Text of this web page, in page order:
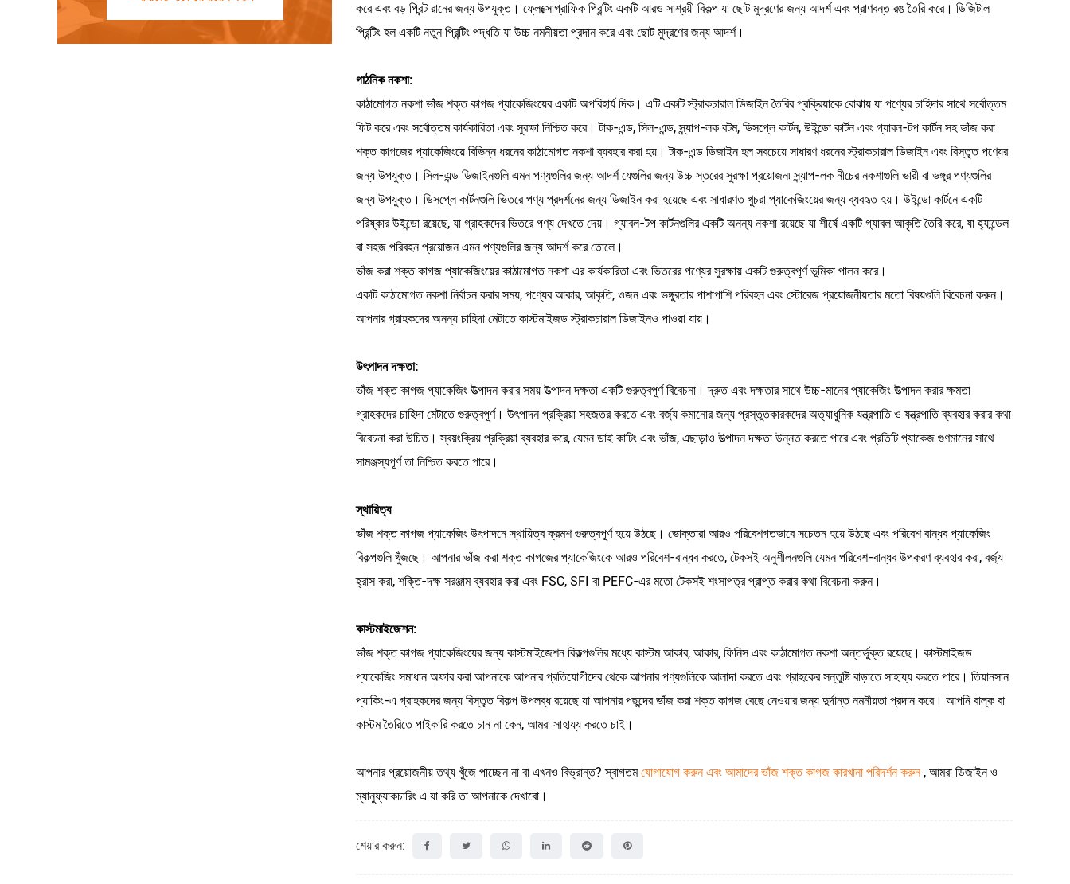
করে এবং বড় প্রিন্ট রানের জন্য উপযুক্ত। ফ্লেক্সোগ্রাফিক প্রিন্টিং একটি আরও সাশ্রয়ী বিকল্প যা ছোট মুদ্রণের জন্য আদর্শ এবং প্রাণবন্ত রঙ তৈরি করে। ডিজিটাল
প্রিন্টিং হল একটি নতুন প্রিন্টিং পদ্ধতি যা উচ্চ নমনীয়তা প্রদান করে এবং ছোট মুদ্রণের জন্য আদর্শ।
গাঠনিক নকশা:
কাঠামোগত নকশা ভাঁজ শক্ত কাগজ প্যাকেজিংয়ের একটি অপরিহার্য দিক। এটি একটি স্ট্রাকচারাল ডিজাইন তৈরির প্রক্রিয়াকে বোঝায় যা পণ্যের চাহিদার সাথে সর্বোত্তম
ফিট করে এবং সর্বোত্তম কার্যকারিতা এবং সুরক্ষা নিশ্চিত করে। টাক-এন্ড, সিল-এন্ড, স্ন্যাপ-লক বটম, ডিসপ্লে কার্টন, উইন্ডো কার্টন এবং গ্যাবল-টপ কার্টন সহ ভাঁজ করা
শক্ত কাগজের প্যাকেজিংয়ে বিভিন্ন ধরনের কাঠামোগত নকশা ব্যবহার করা হয়। টাক-এন্ড ডিজাইন হল সবচেয়ে সাধারণ ধরনের স্ট্রাকচারাল ডিজাইন এবং বিস্তৃত পণ্যের
জন্য উপযুক্ত। সিল-এন্ড ডিজাইনগুলি এমন পণ্যগুলির জন্য আদর্শ যেগুলির জন্য উচ্চ স্তরের সুরক্ষা প্রয়োজন৷ স্ন্যাপ-লক নীচের নকশাগুলি ভারী বা ভঙ্গুর পণ্যগুলির
জন্য উপযুক্ত। ডিসপ্লে কার্টনগুলি ভিতরে পণ্য প্রদর্শনের জন্য ডিজাইন করা হয়েছে এবং সাধারণত খুচরা প্যাকেজিংয়ের জন্য ব্যবহৃত হয়। উইন্ডো কার্টনে একটি
পরিষ্কার উইন্ডো রয়েছে, যা গ্রাহকদের ভিতরে পণ্য দেখতে দেয়। গ্যাবল-টপ কার্টনগুলির একটি অনন্য নকশা রয়েছে যা শীর্ষে একটি গ্যাবল আকৃতি তৈরি করে, যা হ্যান্ডেল
বা সহজ পরিবহন প্রয়োজন এমন পণ্যগুলির জন্য আদর্শ করে তোলে।
ভাঁজ করা শক্ত কাগজ প্যাকেজিংয়ের কাঠামোগত নকশা এর কার্যকারিতা এবং ভিতরের পণ্যের সুরক্ষায় একটি গুরুত্বপূর্ণ ভূমিকা পালন করে।
একটি কাঠামোগত নকশা নির্বাচন করার সময়, পণ্যের আকার, আকৃতি, ওজন এবং ভঙ্গুরতার পাশাপাশি পরিবহন এবং স্টোরেজ প্রয়োজনীয়তার মতো বিষয়গুলি বিবেচনা করুন।
আপনার গ্রাহকদের অনন্য চাহিদা মেটাতে কাস্টমাইজড স্ট্রাকচারাল ডিজাইনও পাওয়া যায়।
উৎপাদন দক্ষতা:
ভাঁজ শক্ত কাগজ প্যাকেজিং উত্পাদন করার সময় উত্পাদন দক্ষতা একটি গুরুত্বপূর্ণ বিবেচনা। দ্রুত এবং দক্ষতার সাথে উচ্চ-মানের প্যাকেজিং উত্পাদন করার ক্ষমতা
গ্রাহকদের চাহিদা মেটাতে গুরুত্বপূর্ণ। উৎপাদন প্রক্রিয়া সহজতর করতে এবং বর্জ্য কমানোর জন্য প্রস্তুতকারকদের অত্যাধুনিক যন্ত্রপাতি ও যন্ত্রপাতি ব্যবহার করার কথা
বিবেচনা করা উচিত। স্বয়ংক্রিয় প্রক্রিয়া ব্যবহার করে, যেমন ডাই কাটিং এবং ভাঁজ, এছাড়াও উত্পাদন দক্ষতা উন্নত করতে পারে এবং প্রতিটি প্যাকেজ গুণমানের সাথে
সামঞ্জস্যপূর্ণ তা নিশ্চিত করতে পারে।
স্থায়িত্ব
ভাঁজ শক্ত কাগজ প্যাকেজিং উৎপাদনে স্থায়িত্ব ক্রমশ গুরুত্বপূর্ণ হয়ে উঠছে। ভোক্তারা আরও পরিবেশগতভাবে সচেতন হয়ে উঠছে এবং পরিবেশ বান্ধব প্যাকেজিং
বিকল্পগুলি খুঁজছে। আপনার ভাঁজ করা শক্ত কাগজের প্যাকেজিংকে আরও পরিবেশ-বান্ধব করতে, টেকসই অনুশীলনগুলি যেমন পরিবেশ-বান্ধব উপকরণ ব্যবহার করা, বর্জ্য
হ্রাস করা, শক্তি-দক্ষ সরঞ্জাম ব্যবহার করা এবং FSC, SFI বা PEFC-এর মতো টেকসই শংসাপত্র প্রাপ্ত করার কথা বিবেচনা করুন।
কাস্টমাইজেশন:
ভাঁজ শক্ত কাগজ প্যাকেজিংয়ের জন্য কাস্টমাইজেশন বিকল্পগুলির মধ্যে কাস্টম আকার, আকার, ফিনিস এবং কাঠামোগত নকশা অন্তর্ভুক্ত রয়েছে। কাস্টমাইজড
প্যাকেজিং সমাধান অফার করা আপনাকে আপনার প্রতিযোগীদের থেকে আপনার পণ্যগুলিকে আলাদা করতে এবং গ্রাহকের সন্তুষ্টি বাড়াতে সাহায্য করতে পারে। তিয়ানসান
প্যাকিং-এ গ্রাহকদের জন্য বিস্তৃত বিকল্প উপলব্ধ রয়েছে যা আপনার পছন্দের ভাঁজ করা শক্ত কাগজ বেছে নেওয়ার জন্য দুর্দান্ত নমনীয়তা প্রদান করে। আপনি বাল্ক বা
কাস্টম তৈরিতে পাইকারি করতে চান না কেন, আমরা সাহায্য করতে চাই।
আপনার প্রয়োজনীয় তথ্য খুঁজে পাচ্ছেন না বা এখনও বিভ্রান্ত? স্বাগতমযোগাযোগ করুন এবং আমাদের ভাঁজ শক্ত কাগজ কারখানা পরিদর্শন করুন , আমরা ডিজাইন ও
ম্যানুফ্যাকচারিং এ যা করি তা আপনাকে দেখাবো।
শেয়ার করুন: